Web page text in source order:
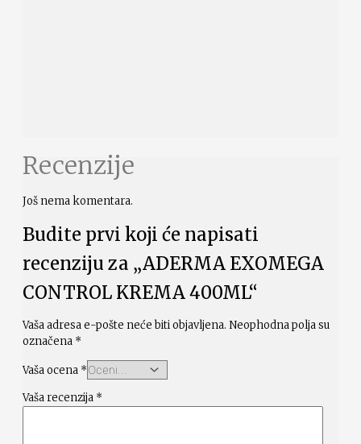
Recenzije
Još nema komentara.
Budite prvi koji će napisati
recenziju za „ADERMA EXOMEGA
CONTROL KREMA 400ML“
Vaša adresa e-pošte neće biti objavljena. Neophodna polja su
označena *
Vaša ocena *
Vaša recenzija *